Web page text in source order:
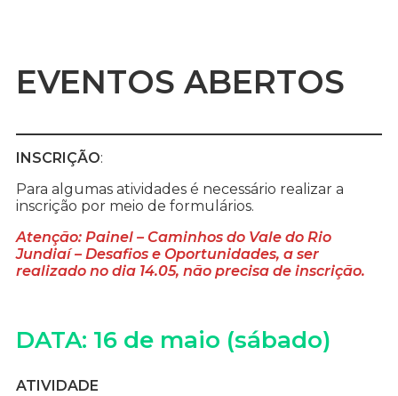
EVENTOS ABERTOS
INSCRIÇÃO:
Para algumas atividades é necessário realizar a
inscrição por meio de formulários.
Atenção: Painel – Caminhos do Vale do Rio
Jundiaí – Desafios e Oportunidades, a ser
realizado no dia 14.05, não precisa de inscrição.
DATA: 16 de maio (sábado)
ATIVIDADE